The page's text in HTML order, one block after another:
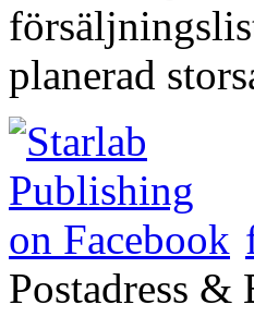
planerad
Postadress &